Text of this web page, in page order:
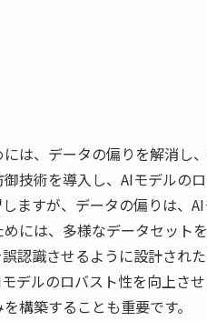
は、データの偏りを解消し
技術を導入し、AIモデルの
ますが、データの偏りは、
には、多様なデータセット
認識させるように設計され
デルのロバスト性を向上させ
構築することも重要です。